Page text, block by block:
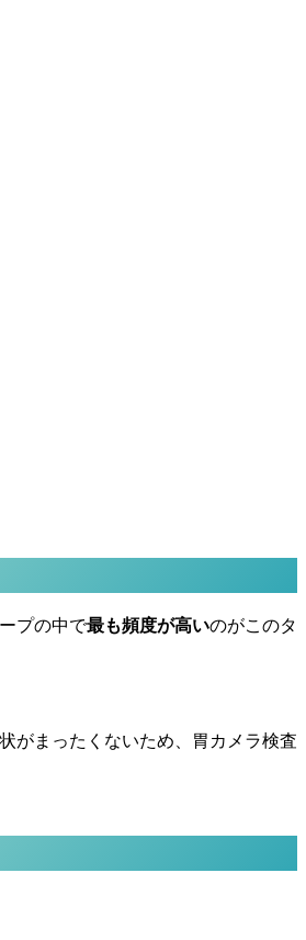
プの中で最も頻度が高いのがこのタ
がまったくないため、胃カメラ検査